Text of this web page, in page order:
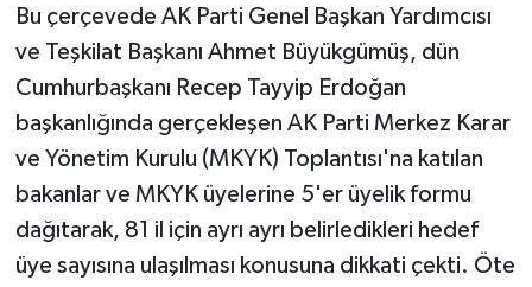
Bu çerçevede AK Parti Genel Başkan Yardımcısı
ve Teşkilat Başkanı Ahmet Büyükgümüş, dün
Cumhurbaşkanı Recep Tayyip Erdoğan
başkanlığında gerçekleşen AK Parti Merkez Karar
ve Yönetim Kurulu (MKYK) Toplantısı'na katılan
bakanlar ve MKYK üyelerine 5'er üyelik formu
dağıtarak, 81 il için ayrı ayrı belirledikleri hedef
üye sayısına ulaşılması konusuna dikkati çekti. Öte